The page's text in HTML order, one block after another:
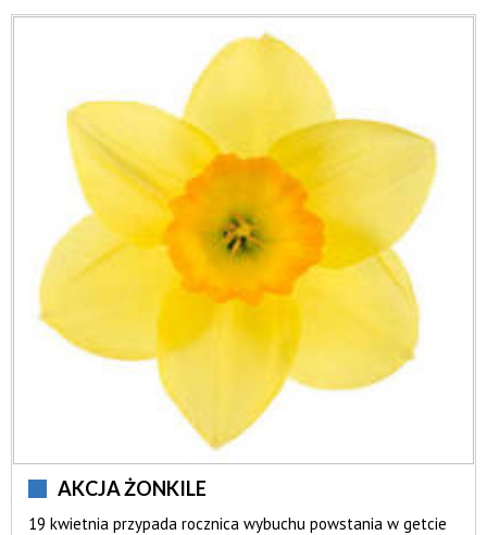
AKCJA ŻONKILE
19 kwietnia przypada rocznica wybuchu powstania w getcie